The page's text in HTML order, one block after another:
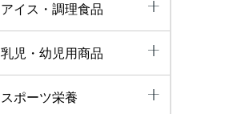
アイス・調理食品
乳児・幼児用商品
スポーツ栄養